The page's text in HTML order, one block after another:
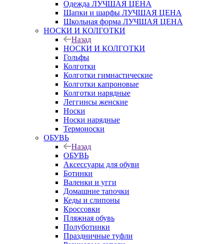
Одежда ЛУЧШАЯ ЦЕНА
Шапки и шарфы ЛУЧШАЯ ЦЕНА
Школьная форма ЛУЧШАЯ ЦЕНА
НОСКИ И КОЛГОТКИ
Назад
НОСКИ И КОЛГОТКИ
Гольфы
Колготки
Колготки гимнастические
Колготки капроновые
Колготки нарядные
Леггинсы женские
Носки
Носки нарядные
Термоноски
ОБУВЬ
Назад
ОБУВЬ
Аксессуары для обуви
Ботинки
Валенки и угги
Домашние тапочки
Кеды и слипоны
Кроссовки
Пляжная обувь
Полуботинки
Праздничные туфли